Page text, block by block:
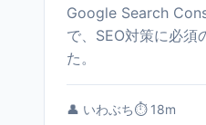
Google Search
で、SEO対策に必須
た。
👤 いわぶち⏱️ 18m